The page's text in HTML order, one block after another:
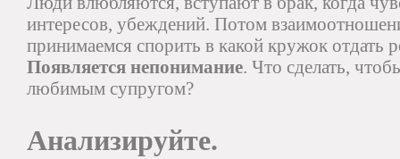
интересов, убеждений. Потом
принимаемся спорить в какой кружок отдать
Появляется непонимание. Что сделать,
любимым супругом?
Анализируйте.